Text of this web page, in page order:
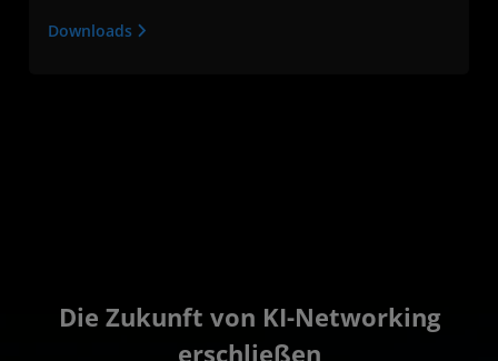
Downloads
Die Zukunft von KI-Networking
erschließen